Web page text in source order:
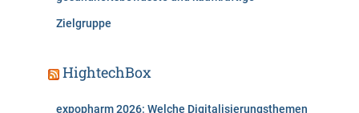
Zielgruppe
HightechBox
expopharm 2026: Welche Digitalisierungsthemen